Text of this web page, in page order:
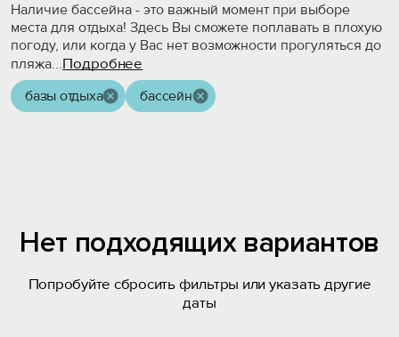
Наличие бассейна - это важный момент при выборе
места для отдыха! Здесь Вы сможете поплавать в плохую
погоду, или когда у Вас нет возможности прогуляться до
пляжа...Подробнее
базы отдыха бассейн
Нет подходящих вариантов
Попробуйте сбросить фильтры или указать другие
даты